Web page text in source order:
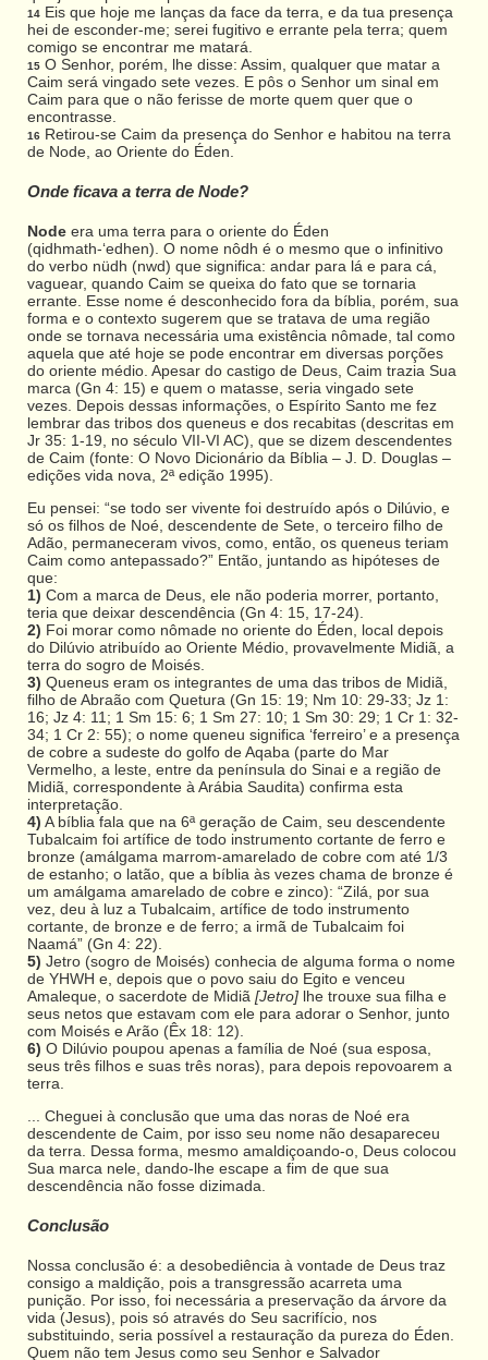
14 Eis que hoje me lanças da face da terra, e da tua presença
hei de esconder-me; serei fugitivo e errante pela terra; quem
comigo se encontrar me matará.
15 O Senhor, porém, lhe disse: Assim, qualquer que matar a
Caim será vingado sete vezes. E pôs o Senhor um sinal em
Caim para que o não ferisse de morte quem quer que o
encontrasse.
16 Retirou-se Caim da presença do Senhor e habitou na terra
de Node, ao Oriente do Éden.
Onde ficava a terra de Node?
Node era uma terra para o oriente do Éden
(qidhmath-‘edhen). O nome nôdh é o mesmo que o infinitivo
do verbo nüdh (nwd) que significa: andar para lá e para cá,
vaguear, quando Caim se queixa do fato que se tornaria
errante. Esse nome é desconhecido fora da bíblia, porém, sua
forma e o contexto sugerem que se tratava de uma região
onde se tornava necessária uma existência nômade, tal como
aquela que até hoje se pode encontrar em diversas porções
do oriente médio. Apesar do castigo de Deus, Caim trazia Sua
marca (Gn 4: 15) e quem o matasse, seria vingado sete
vezes. Depois dessas informações, o Espírito Santo me fez
lembrar das tribos dos queneus e dos recabitas (descritas em
Jr 35: 1-19, no século VII-VI AC), que se dizem descendentes
de Caim (fonte: O Novo Dicionário da Bíblia – J. D. Douglas –
edições vida nova, 2ª edição 1995).
Eu pensei: “se todo ser vivente foi destruído após o Dilúvio, e
só os filhos de Noé, descendente de Sete, o terceiro filho de
Adão, permaneceram vivos, como, então, os queneus teriam
Caim como antepassado?” Então, juntando as hipóteses de
que:
1) Com a marca de Deus, ele não poderia morrer, portanto,
teria que deixar descendência (Gn 4: 15, 17-24).
2) Foi morar como nômade no oriente do Éden, local depois
do Dilúvio atribuído ao Oriente Médio, provavelmente Midiã, a
terra do sogro de Moisés.
3) Queneus eram os integrantes de uma das tribos de Midiã,
filho de Abraão com Quetura (Gn 15: 19; Nm 10: 29-33; Jz 1:
16; Jz 4: 11; 1 Sm 15: 6; 1 Sm 27: 10; 1 Sm 30: 29; 1 Cr 1: 32-
34; 1 Cr 2: 55); o nome queneu significa ‘ferreiro’ e a presença
de cobre a sudeste do golfo de Aqaba (parte do Mar
Vermelho, a leste, entre da península do Sinai e a região de
Midiã, correspondente à Arábia Saudita) confirma esta
interpretação.
4) A bíblia fala que na 6ª geração de Caim, seu descendente
Tubalcaim foi artífice de todo instrumento cortante de ferro e
bronze (amálgama marrom-amarelado de cobre com até 1/3
de estanho; o latão, que a bíblia às vezes chama de bronze é
um amálgama amarelado de cobre e zinco): “Zilá, por sua
vez, deu à luz a Tubalcaim, artífice de todo instrumento
cortante, de bronze e de ferro; a irmã de Tubalcaim foi
Naamá” (Gn 4: 22).
5) Jetro (sogro de Moisés) conhecia de alguma forma o nome
de YHWH e, depois que o povo saiu do Egito e venceu
Amaleque, o sacerdote de Midiã [Jetro] lhe trouxe sua filha e
seus netos que estavam com ele para adorar o Senhor, junto
com Moisés e Arão (Êx 18: 12).
6) O Dilúvio poupou apenas a família de Noé (sua esposa,
seus três filhos e suas três noras), para depois repovoarem a
terra.
... Cheguei à conclusão que uma das noras de Noé era
descendente de Caim, por isso seu nome não desapareceu
da terra. Dessa forma, mesmo amaldiçoando-o, Deus colocou
Sua marca nele, dando-lhe escape a fim de que sua
descendência não fosse dizimada.
Conclusão
Nossa conclusão é: a desobediência à vontade de Deus traz
consigo a maldição, pois a transgressão acarreta uma
punição. Por isso, foi necessária a preservação da árvore da
vida (Jesus), pois só através do Seu sacrifício, nos
substituindo, seria possível a restauração da pureza do Éden.
Quem não tem Jesus como seu Senhor e Salvador